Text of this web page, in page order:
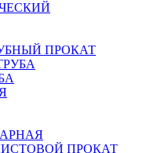
ПРОКАТ
ПРОКАТ